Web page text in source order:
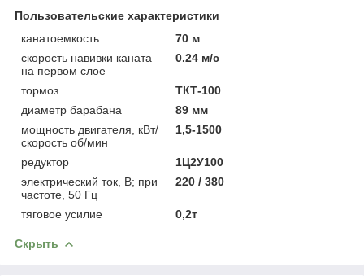
Пользовательские характеристики
канатоемкость
70 м
скорость навивки каната
на первом слое
0.24 м/с
тормоз
ТКТ-100
диаметр барабана
89 мм
мощность двигателя, кВт/
скорость об/мин
1,5-1500
редуктор
1Ц2У100
электрический ток, В; при
частоте, 50 Гц
220 / 380
тяговое усилие 0,2т
Скрыть